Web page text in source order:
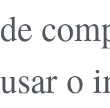
de
usar o